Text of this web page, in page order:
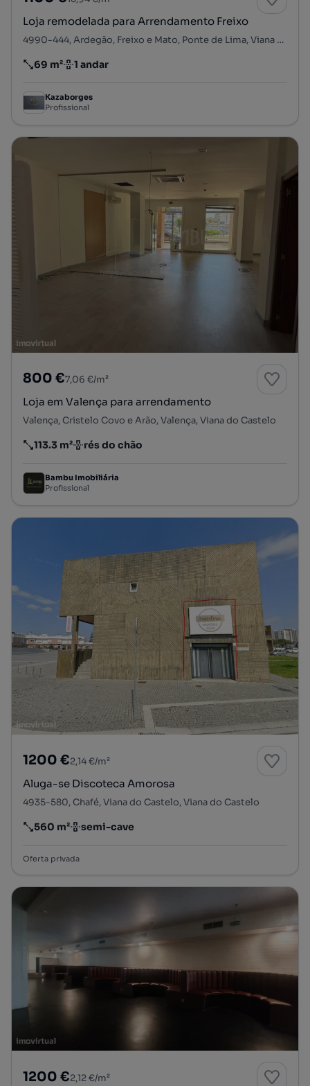
Loja remodelada para Arrendamento Freixo
4990-444, Ardegão, Freixo e Mato, Ponte de Lima, Viana do Castelo
Preço por metro quadrado
69 m²
Andar 1 andar
Kazaborges
Profissional
800 €7,06 €/m²
Loja em Valença para arrendamento
Valença, Cristelo Covo e Arão, Valença, Viana do Castelo
Preço por metro quadrado
113.3 m²
Andar rés do chão
Bambu Imobiliária
Profissional
1200 €2,14 €/m²
Aluga-se Discoteca Amorosa
4935-580, Chafé, Viana do Castelo, Viana do Castelo
Preço por metro quadrado
560 m²
Andar semi-cave
Oferta privada
1200 €2,12 €/m²